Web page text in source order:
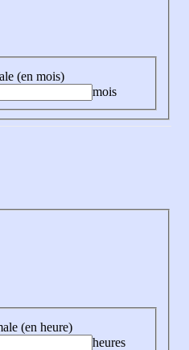
(en mois)
mois
(en heure)
heures